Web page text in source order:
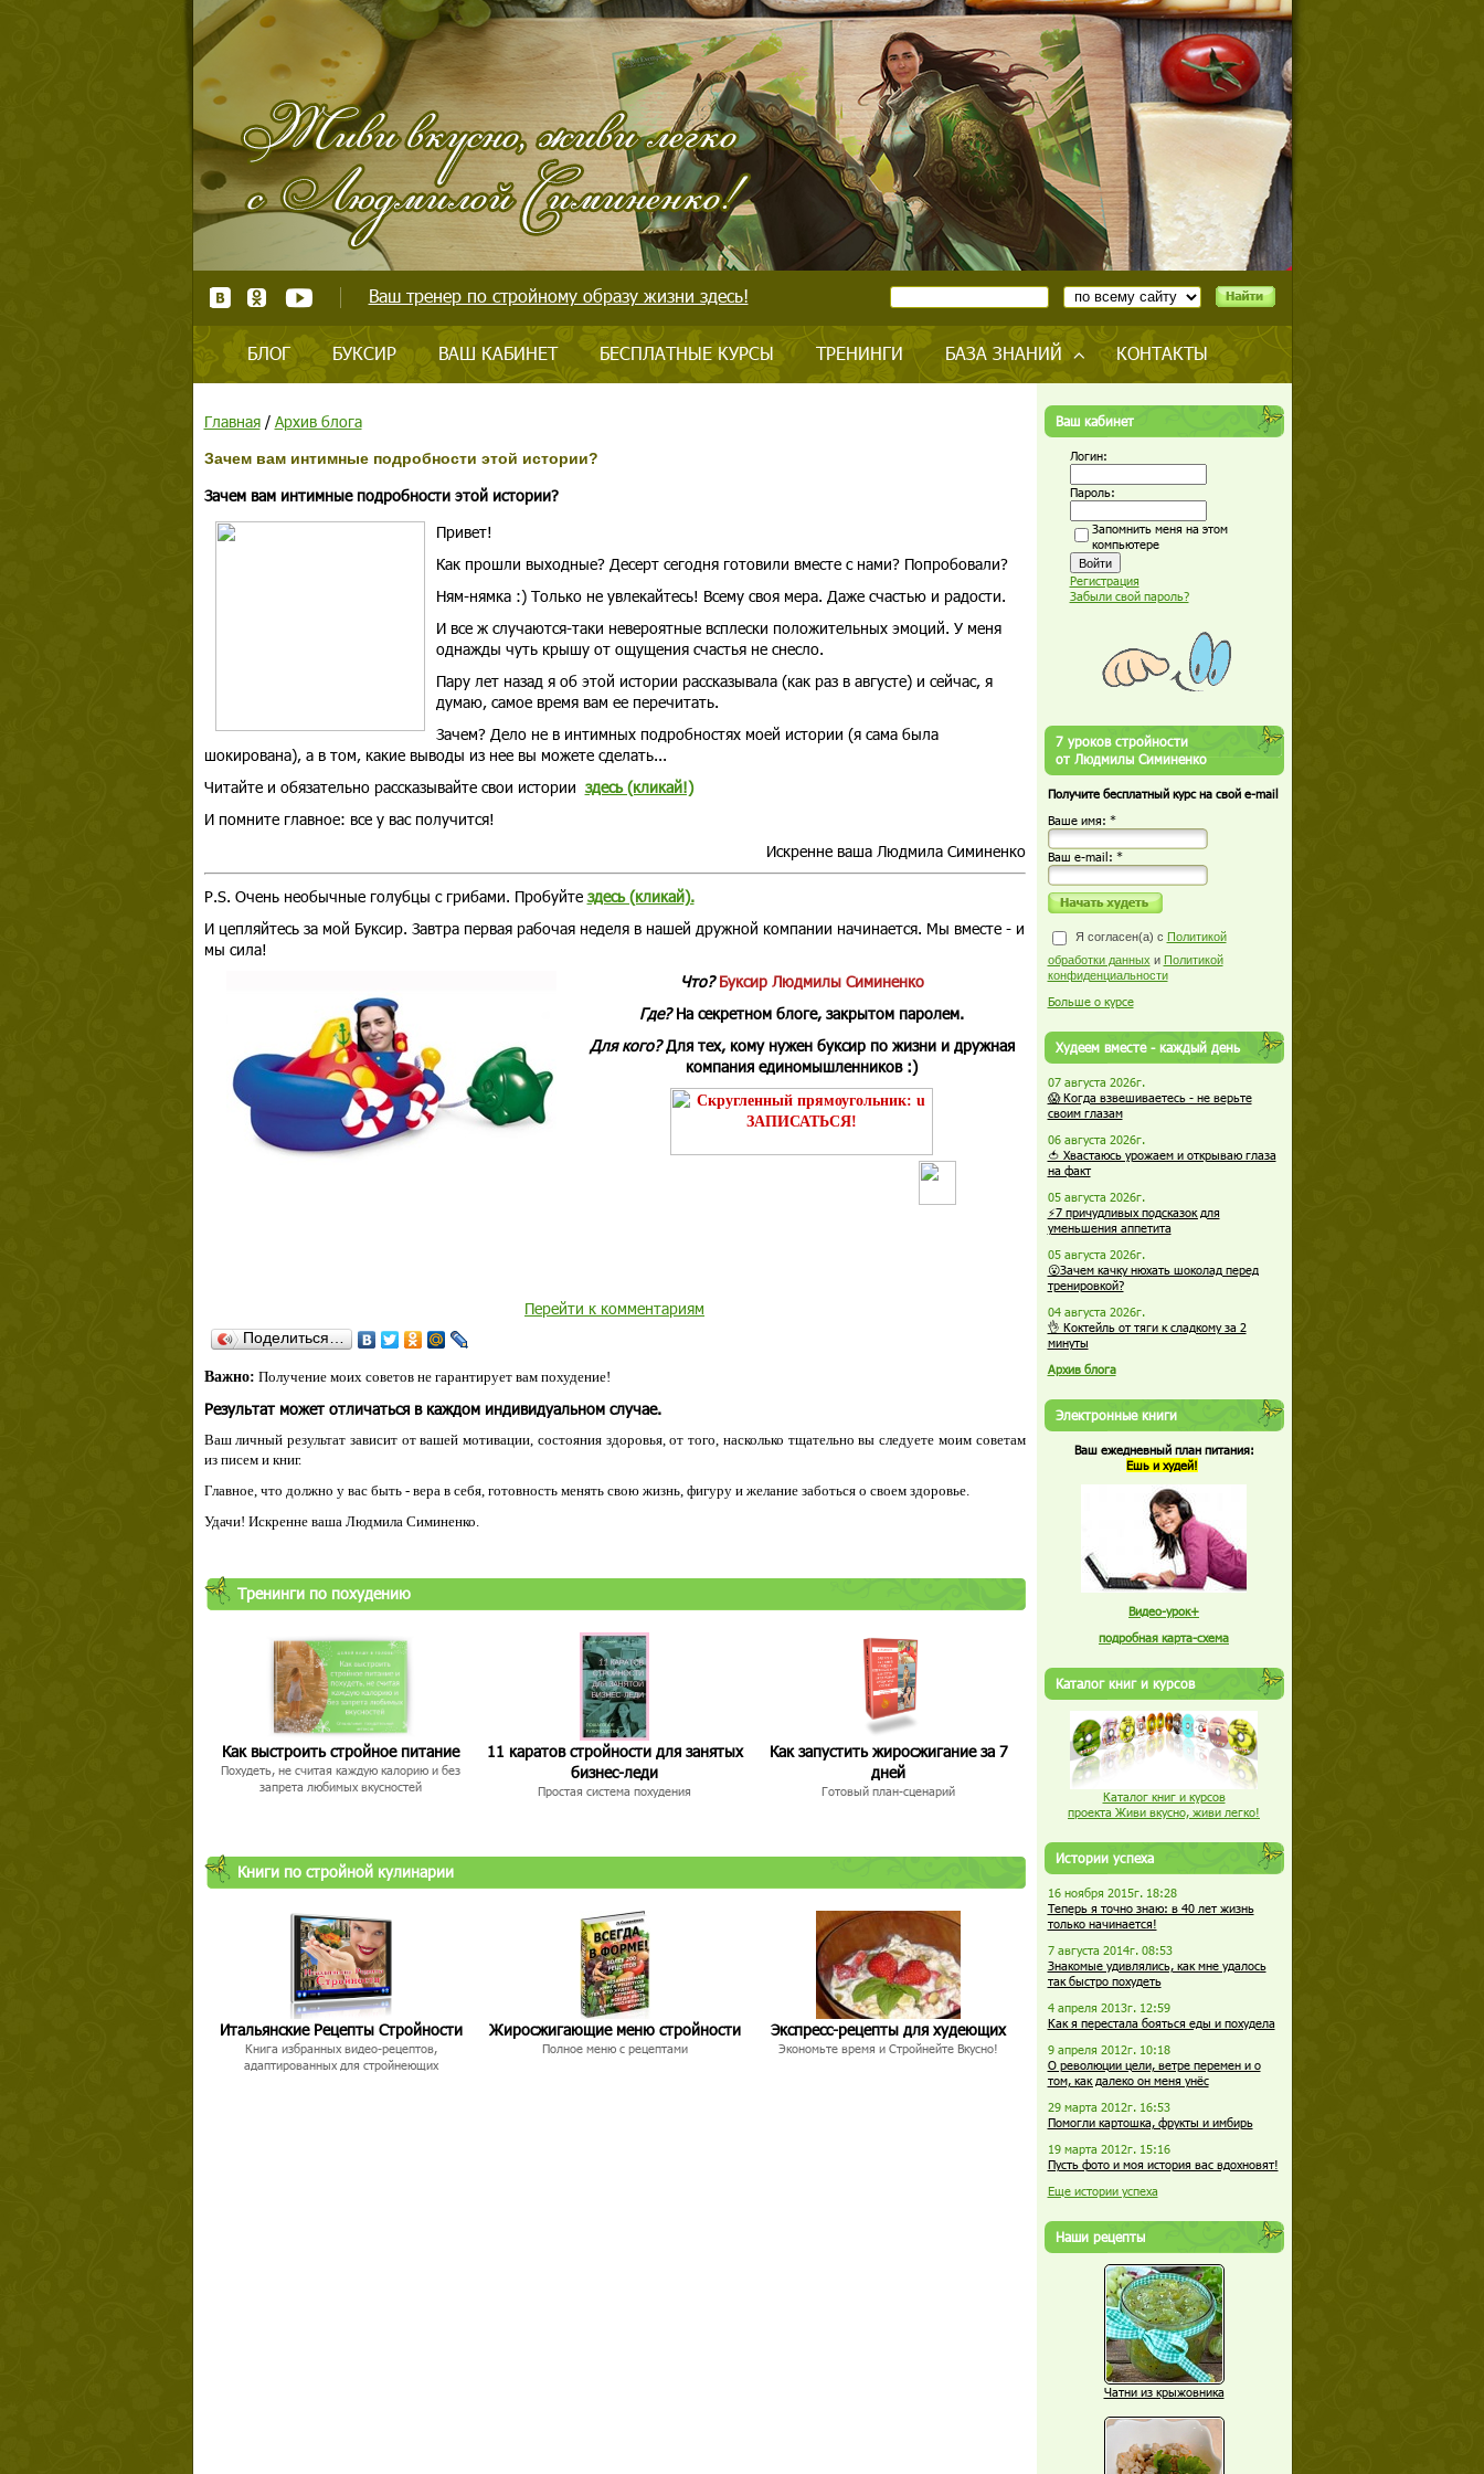
Ваш тренер по стройному образу жизни здесь!
БЛОГ БУКСИР ВАШ КАБИНЕТ БЕСПЛАТНЫЕ КУРСЫ ТРЕНИНГИ БАЗА ЗНАНИЙ КОНТАКТЫ
Главная/ Архив блога
Зачем вам интимные подробности этой истории?
Зачем вам интимные подробности этой истории?
Привет!
Как прошли выходные? Десерт сегодня готовили вместе с нами? Попробовали?
Ням-нямка :) Только не увлекайтесь! Всему своя мера. Даже счастью и радости.
И все ж случаются-таки невероятные всплески положительных эмоций. У меня
однажды чуть крышу от ощущения счастья не снесло.
Пару лет назад я об этой истории рассказывала (как раз в августе) и сейчас, я
думаю, самое время вам ее перечитать.
Зачем? Дело не в интимных подробностях моей истории (я сама была
шокирована), а в том, какие выводы из нее вы можете сделать...
Читайте и обязательно рассказывайте свои истории здесь (кликай!)
И помните главное: все у вас получится!
Искренне ваша Людмила Симиненко
P.S. Очень необычные голубцы с грибами. Пробуйте здесь (кликай).
И цепляйтесь за мой Буксир. Завтра первая рабочая неделя в нашей дружной компании начинается. Мы вместе - и
мы сила!
Что?Буксир Людмилы Симиненко
Где? На секретном блоге, закрытом паролем.
Для кого?Для тех, кому нужен буксир по жизни и дружная
компания единомышленников :)
Перейти к комментариям
Поделиться…
Важно: Получение моих советов не гарантирует вам похудение!
Результат может отличаться в каждом индивидуальном случае.
Ваш личный результат зависит от вашей мотивации, состояния здоровья, от того, насколько тщательно вы следуете моим советам
из писем и книг.
Главное, что должно у вас быть - вера в себя, готовность менять свою жизнь, фигуру и желание заботься о своем здоровье.
Удачи! Искренне ваша Людмила Симиненко.
Тренинги по похудению
Как выстроить стройное питание
Похудеть, не считая каждую калорию и без
запрета любимых вкусностей
11 каратов стройности для занятых
бизнес-леди
Простая система похудения
Как запустить жиросжигание за 7
дней
Готовый план-сценарий
Книги по стройной кулинарии
Итальянские Рецепты Стройности
Книга избранных видео-рецептов,
адаптированных для стройнеющих
Жиросжигающие меню стройности
Полное меню с рецептами
Экспресс-рецепты для худеющих
Экономьте время и Стройнейте Вкусно!
Ваш кабинет
Логин:
Пароль:
Запомнить меня на этом
компьютере
Регистрация
Забыли свой пароль?
7 уроков стройности
от Людмилы Симиненко
Получите бесплатный курс на свой e-mail
Ваше имя: *
Ваш е-mail: *
Я согласен(а) с Политикой
обработки данных и Политикой
конфиденциальности
Больше о курсе
Худеем вместе - каждый день
07 августа 2026г.
😱 Когда взвешиваетесь - не верьте
своим глазам
06 августа 2026г.
🍅 Хвастаюсь урожаем и открываю глаза
на факт
05 августа 2026г.
⚡7 причудливых подсказок для
уменьшения аппетита
05 августа 2026г.
😮Зачем качку нюхать шоколад перед
тренировкой?
04 августа 2026г.
👌 Коктейль от тяги к сладкому за 2
минуты
Архив блога
Электронные книги
Ваш ежедневный план питания:
Ешь и худей!
Видео-урок+
подробная карта-схема
Каталог книг и курсов
Каталог книг и курсов
проекта Живи вкусно, живи легко!
Истории успеха
16 ноября 2015г. 18:28
Теперь я точно знаю: в 40 лет жизнь
только начинается!
7 августа 2014г. 08:53
Знакомые удивлялись, как мне удалось
так быстро похудеть
4 апреля 2013г. 12:59
Как я перестала бояться еды и похудела
9 апреля 2012г. 10:18
О революции цели, ветре перемен и о
том, как далеко он меня унёс
29 марта 2012г. 16:53
Помогли картошка, фрукты и имбирь
19 марта 2012г. 15:16
Пусть фото и моя история вас вдохновят!
Еще истории успеха
Наши рецепты
Чатни из крыжовника